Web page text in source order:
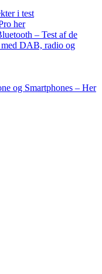
i test
her
– Test af de
DAB, radio og
og Smartphones – Her